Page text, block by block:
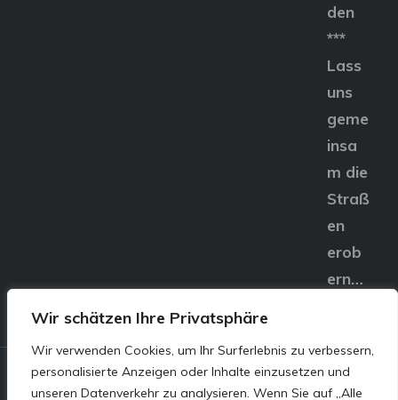
Wir schätzen Ihre Privatsphäre
Wir verwenden Cookies, um Ihr Surferlebnis zu verbessern,
personalisierte Anzeigen oder Inhalte einzusetzen und
unseren Datenverkehr zu analysieren. Wenn Sie auf „Alle
den
***
Lass
uns
geme
insa
m die
Straß
en
erob
ern…
© E&S Motors GmbH,